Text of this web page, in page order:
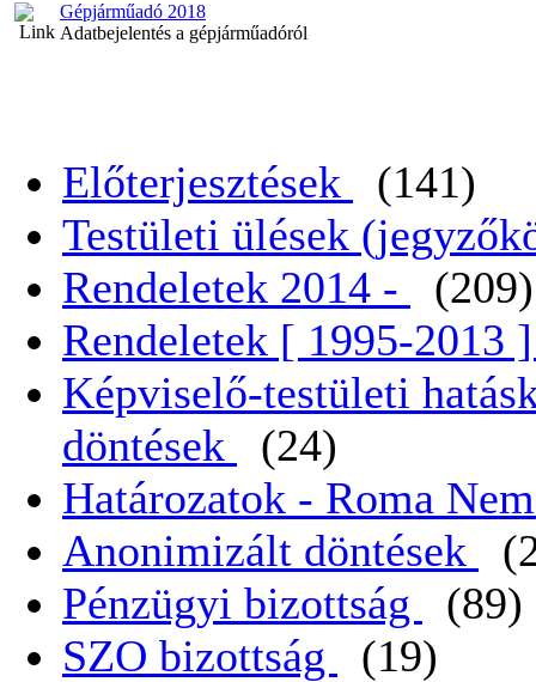
Gépjárműadó 2018
Adatbejelentés a gépjárműadóról
Előterjesztések
(141)
Testületi ülések
Rendeletek 2014 -
(209)
Rendeletek [ 1995-2013
Képviselő-testületi
döntések
(24)
Határozatok - Roma
Anonimizált döntések
Pénzügyi bizottság
(89)
SZO bizottság
(19)